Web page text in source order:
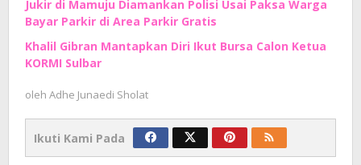
Jukir di Mamuju Diamankan Polisi Usai Paksa Warga
Bayar Parkir di Area Parkir Gratis
Khalil Gibran Mantapkan Diri Ikut Bursa Calon Ketua
KORMI Sulbar
oleh Adhe Junaedi Sholat
Ikuti Kami Pada